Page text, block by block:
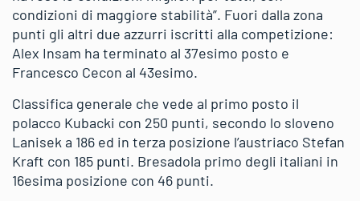
condizioni di maggiore stabilità”. Fuori dalla zona
punti gli altri due azzurri iscritti alla competizione:
Alex Insam ha terminato al 37esimo posto e
Francesco Cecon al 43esimo.
Classifica generale che vede al primo posto il
polacco Kubacki con 250 punti, secondo lo sloveno
Lanisek a 186 ed in terza posizione l’austriaco Stefan
Kraft con 185 punti. Bresadola primo degli italiani in
16esima posizione con 46 punti.